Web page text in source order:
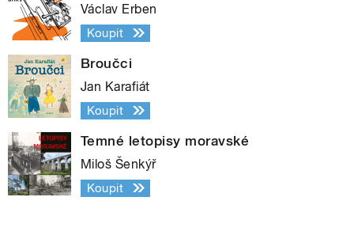
Václav Erben
Koupit
Broučci
Jan Karafiát
Koupit
Temné letopisy moravské
Miloš Šenkýř
Koupit